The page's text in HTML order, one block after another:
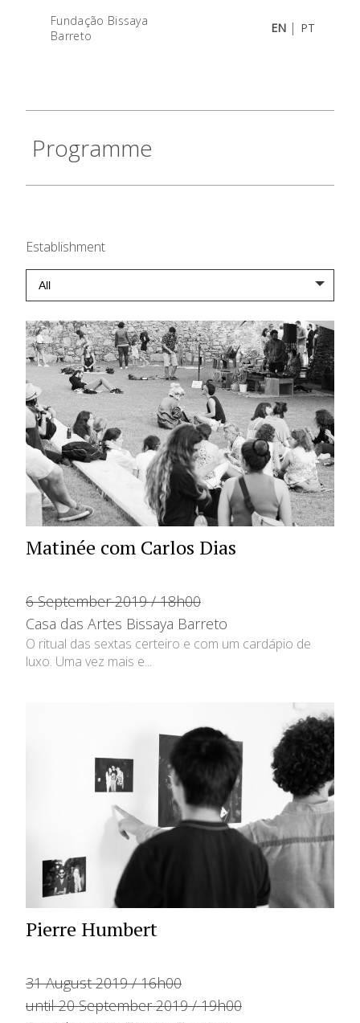
Fundação Bissaya
Barreto
EN | PT
Programme
Establishment
Matinée com Carlos Dias
6 September 2019 / 18h00
Casa das Artes Bissaya Barreto
O ritual das sextas certeiro e com um cardápio de
luxo. Uma vez mais e...
Pierre Humbert
31 August 2019 / 16h00
until 20 September 2019 / 19h00